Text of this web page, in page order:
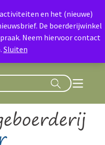
en het (nieuwe)
De boerderijwinkel
Neem hiervoor contact
Sluiten